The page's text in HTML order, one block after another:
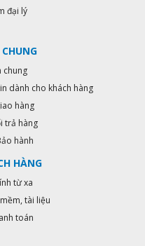
đại lý
chung
dành cho khách hàng
hàng
trả hàng
hành
HÀNG
từ xa
tài liệu
toán